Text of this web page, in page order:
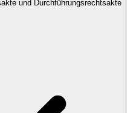
und Durchführungsrechtsakte